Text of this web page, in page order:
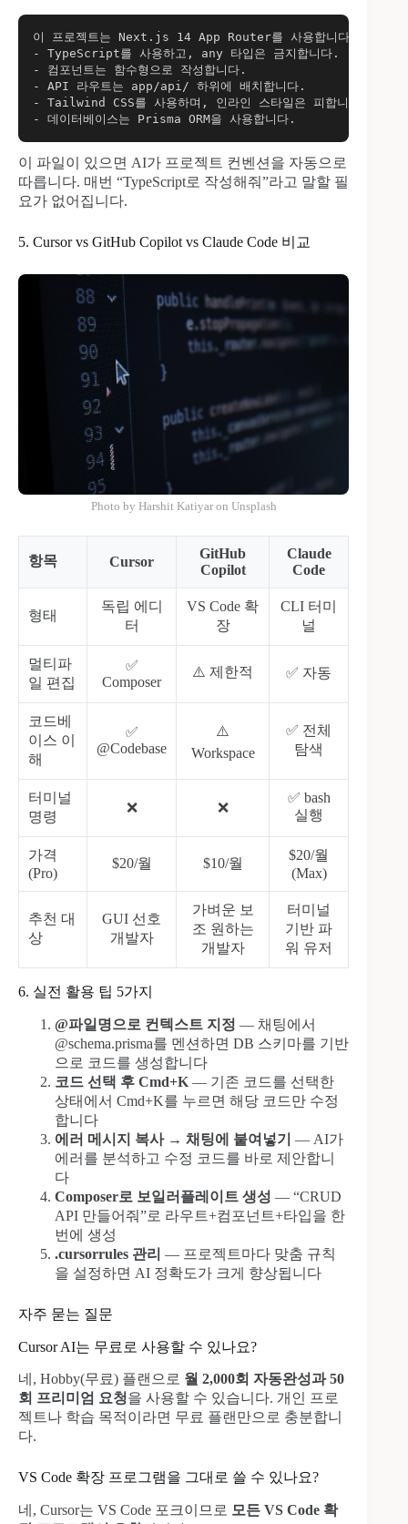
이 프로젝트는 Next.js 14 App Router를 사용합니다.
- TypeScript를 사용하고, any 타입은 금지합니다.
- 컴포넌트는 함수형으로 작성합니다.
- API 라우트는 app/api/ 하위에 배치합니다.
- Tailwind CSS를 사용하며, 인라인 스타일은 피합니다.
- 데이터베이스는 Prisma ORM을 사용합니다.
이 파일이 있으면 AI가 프로젝트 컨벤션을 자동으로
따릅니다. 매번 “TypeScript로 작성해줘”라고 말할 필
요가 없어집니다.
5. Cursor vs GitHub Copilot vs Claude Code 비교
Photo by Harshit Katiyar on Unsplash
항목 Cursor
GitHub
Copilot
Claude
Code
형태
독립 에디
터
VS Code 확
장
CLI 터미
널
멀티파
일 편집
✅
Composer
⚠️ 제한적 ✅ 자동
코드베
이스 이
해
✅
@Codebase
⚠️
Workspace
✅ 전체
탐색
터미널
명령
❌ ❌
✅ bash
실행
가격
(Pro)
$20/월 $10/월
$20/월
(Max)
추천 대
상
GUI 선호
개발자
가벼운 보
조 원하는
개발자
터미널
기반 파
워 유저
6. 실전 활용 팁 5가지
@파일명으로 컨텍스트 지정 — 채팅에서
@schema.prisma를 멘션하면 DB 스키마를 기반
으로 코드를 생성합니다
코드 선택 후 Cmd+K — 기존 코드를 선택한
상태에서 Cmd+K를 누르면 해당 코드만 수정
합니다
에러 메시지 복사 → 채팅에 붙여넣기 — AI가
에러를 분석하고 수정 코드를 바로 제안합니
다
Composer로 보일러플레이트 생성 — “CRUD
API 만들어줘”로 라우트+컴포넌트+타입을 한
번에 생성
.cursorrules 관리 — 프로젝트마다 맞춤 규칙
을 설정하면 AI 정확도가 크게 향상됩니다
자주 묻는 질문
Cursor AI는 무료로 사용할 수 있나요?
네, Hobby(무료) 플랜으로 월 2,000회 자동완성과 50
회 프리미엄 요청을 사용할 수 있습니다. 개인 프로
젝트나 학습 목적이라면 무료 플랜만으로 충분합니
다.
VS Code 확장 프로그램을 그대로 쓸 수 있나요?
네, Cursor는 VS Code 포크이므로 모든 VS Code 확